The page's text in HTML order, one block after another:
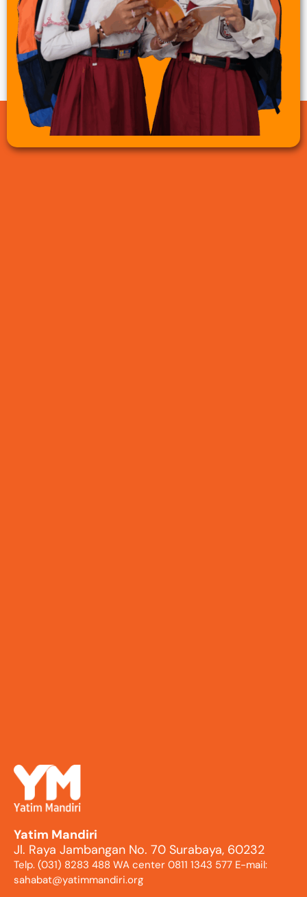
Yatim Mandiri
Jl. Raya Jambangan No. 70 Surabaya, 60232
Telp. (031) 8283 488 WA center 0811 1343 577 E-mail:
sahabat@yatimmandiri.org